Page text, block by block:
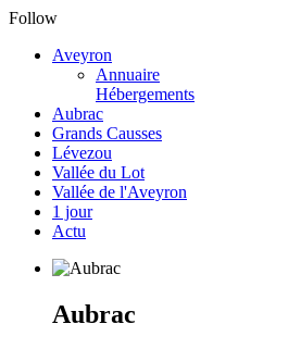
Follow
Aveyron
Annuaire
Hébergements
Aubrac
Grands Causses
Lévezou
Vallée du Lot
Vallée de l'Aveyron
1 jour
Actu
Aubrac